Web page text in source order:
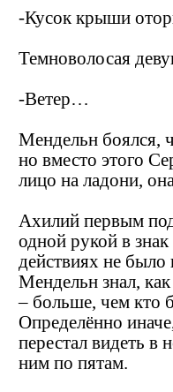
-Кусок крыши
Темноволосая
-Ветер…
Мендельн боялся,
но вместо этого
лицо на ладони,
Ахилий первым
одной рукой в
действиях не было
Мендельн знал,
– больше, чем кто
Определённо
перестал видеть
ним по пятам.